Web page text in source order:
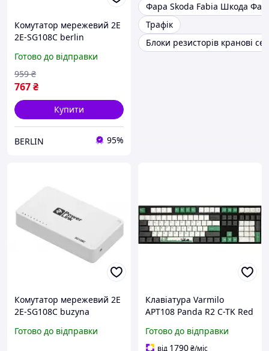
Комутатор мережевий 2E
2E-SG108C berlin
Готово до відправки
767₴
959 ₴
Купити
BERLIN 95%
Фара Skoda Fabia Шкода
Трафік
Блоки резисторів кранові
Комутатор мережевий 2E
2E-SG108C buzyna
Готово до відправки
Клавіатура Varmilo
APT108 Panda R2 C-TK Red
(A93A029D4A5A17A007)
Готово до відправки
від 1790₴/міс